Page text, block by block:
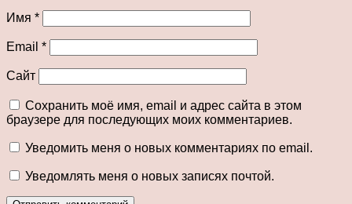
Имя *
Email *
Сайт
Сохранить моё имя, email и адрес сайта в этом
браузере для последующих моих комментариев.
Уведомить меня о новых комментариях по email.
Уведомлять меня о новых записях почтой.